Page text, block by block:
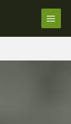
Main